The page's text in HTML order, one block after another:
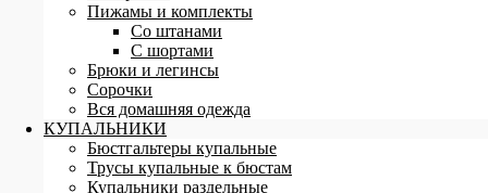
Пижамы и комплекты
Со штанами
С шортами
Брюки и легинсы
Сорочки
Вся домашняя одежда
КУПАЛЬНИКИ
Бюстгальтеры купальные
Трусы купальные к бюстам
Купальники раздельные